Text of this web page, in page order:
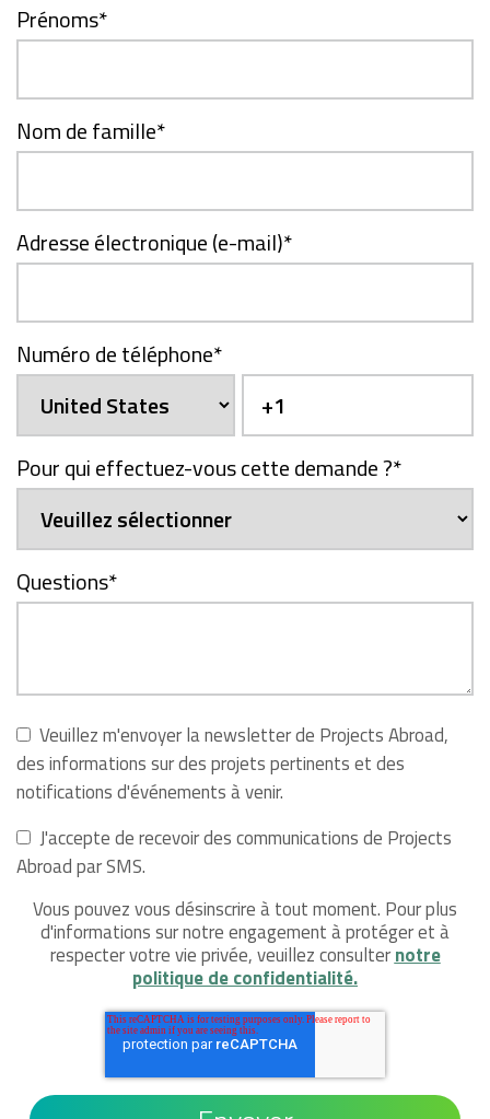
Prénoms*
Nom de famille*
Adresse électronique (e-mail)*
Numéro de téléphone*
Pour qui effectuez-vous cette demande ?*
Questions*
Veuillez m'envoyer la newsletter de Projects Abroad,
des informations sur des projets pertinents et des
notifications d'événements à venir.
J'accepte de recevoir des communications de Projects
Abroad par SMS.
Vous pouvez vous désinscrire à tout moment. Pour plus
d'informations sur notre engagement à protéger et à
respecter votre vie privée, veuillez consulternotre
politique de confidentialité.